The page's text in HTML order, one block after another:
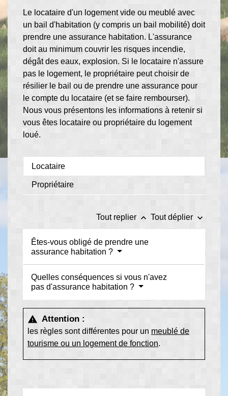
Le locataire d'un logement vide ou meublé avec
un bail d'habitation (y compris un bail mobilité) doit
prendre une assurance habitation. L'assurance
doit au minimum couvrir les risques incendie,
dégât des eaux, explosion. Si le locataire n'assure
pas le logement, le propriétaire peut choisir de
résilier le bail ou de prendre une assurance pour
le compte du locataire (et se faire rembourser).
Nous vous présentons les informations à retenir si
vous êtes locataire ou propriétaire du logement
loué.
Locataire
Propriétaire
Tout replier keyboard_arrow_up Tout déplier keyboard_arrow_down
Êtes-vous obligé de prendre une
assurance habitation ?
Quelles conséquences si vous n'avez
pas d'assurance habitation ?
warning Attention :
les règles sont différentes pour un meublé de
tourisme ou un logement de fonction.